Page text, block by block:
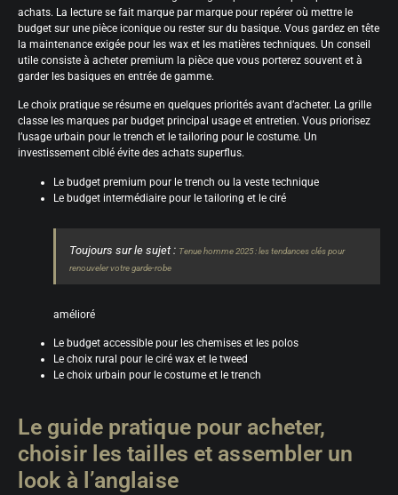
achats. La lecture se fait marque par marque pour repérer où mettre le
budget sur une pièce iconique ou rester sur du basique. Vous gardez en tête
la maintenance exigée pour les wax et les matières techniques. Un conseil
utile consiste à acheter premium la pièce que vous porterez souvent et à
garder les basiques en entrée de gamme.
Le choix pratique se résume en quelques priorités avant d’acheter. La grille
classe les marques par budget principal usage et entretien. Vous priorisez
l’usage urbain pour le trench et le tailoring pour le costume. Un
investissement ciblé évite des achats superflus.
Le budget premium pour le trench ou la veste technique
Le budget intermédiaire pour le tailoring et le ciré
Toujours sur le sujet : Tenue homme 2025 : les tendances clés pour
renouveler votre garde-robe
amélioré
Le budget accessible pour les chemises et les polos
Le choix rural pour le ciré wax et le tweed
Le choix urbain pour le costume et le trench
Le guide pratique pour acheter,
choisir les tailles et assembler un
look à l’anglaise